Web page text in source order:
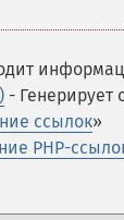
- Генерирует
ссылок»
PHP-